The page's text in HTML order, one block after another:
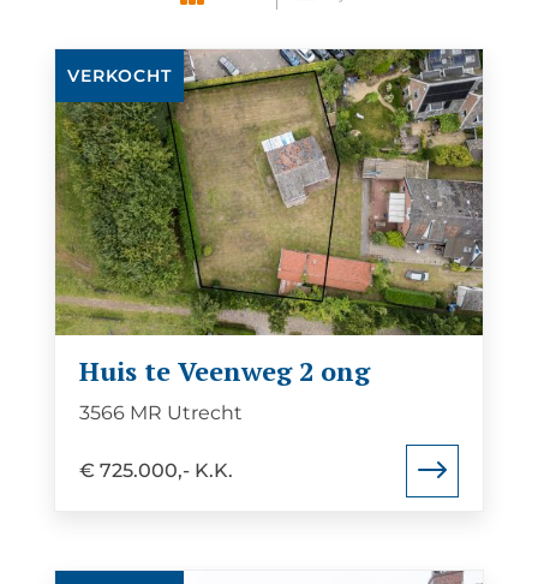
Bekijk
de
detail
pagina
van
Huis
te
Veenweg
2
ong
VERKOCHT
Huis te Veenweg 2 ong
3566 MR Utrecht
€ 725.000,- K.K.